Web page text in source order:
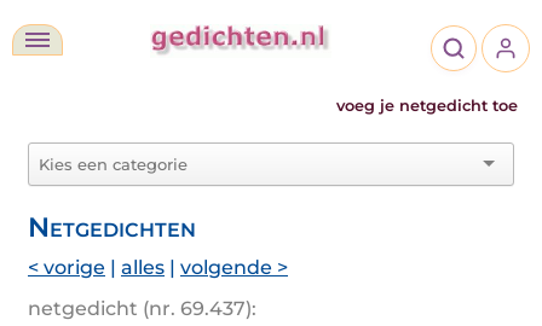
voeg je netgedicht toe
Netgedichten
< vorige | alles | volgende >
netgedicht (nr. 69.437):